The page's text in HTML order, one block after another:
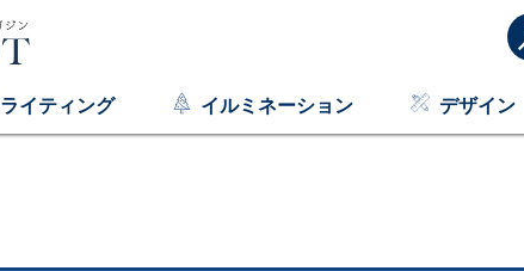
ライティング イルミネーション デザイン